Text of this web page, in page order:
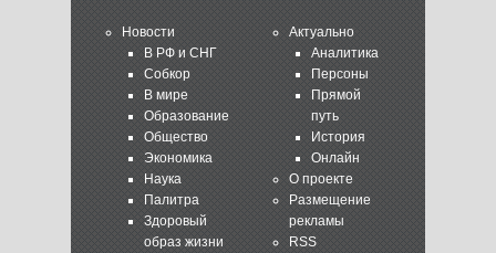
Новости
В РФ и СНГ
Собкор
В мире
Образование
Общество
Экономика
Наука
Палитра
Здоровый
образ жизни
Актуально
Аналитика
Персоны
Прямой
путь
История
Онлайн
О проекте
Размещение
рекламы
RSS